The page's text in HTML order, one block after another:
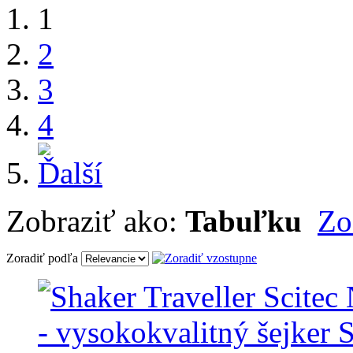
1
2
3
4
Zobraziť ako: Tabuľku
Zoradiť podľa